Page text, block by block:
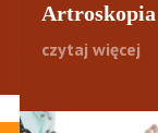
Artroskopia
czytaj więcej